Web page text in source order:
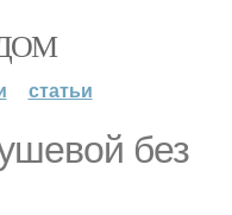
статьи
без